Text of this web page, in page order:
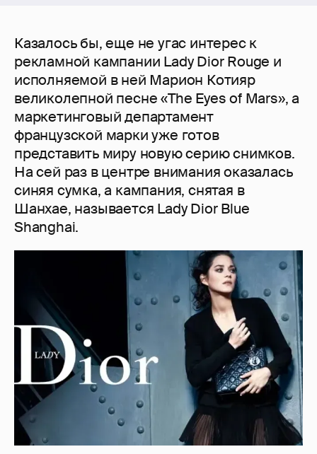
Казалось бы, еще не угас интерес к
рекламной кампании Lady Dior Rouge и
исполняемой в ней Марион Котияр
великолепной песне «The Eyes of Mars», а
маркетинговый департамент
французской марки уже готов
представить миру новую серию снимков.
На сей раз в центре внимания оказалась
синяя сумка, а кампания, снятая в
Шанхае, называется Lady Dior Blue
Shanghai.